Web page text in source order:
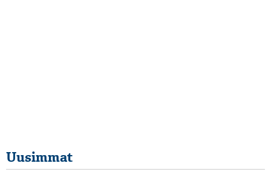
Uusimmat